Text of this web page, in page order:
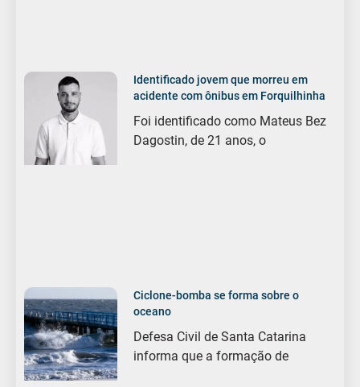
Identificado jovem que morreu em
acidente com ônibus em Forquilhinha
Foi identificado como Mateus Bez
Dagostin, de 21 anos, o
Ciclone-bomba se forma sobre o
oceano
Defesa Civil de Santa Catarina
informa que a formação de